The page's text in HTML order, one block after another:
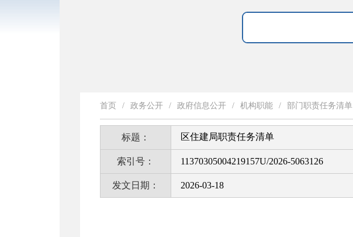
首页 / 政务公开 / 政府信息公开 / 机构职能 / 部门职责任务清单
标题： 区住建局职责任务清单
索引号： 11370305004219157U/2026-5063126
发文日期： 2026-03-18